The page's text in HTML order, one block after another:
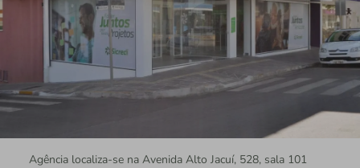
Agência localiza-se na Avenida Alto Jacuí, 528, sala 101